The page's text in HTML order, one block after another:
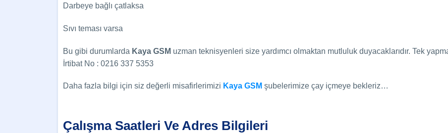
Darbeye bağlı çatlaksa
Sıvı teması varsa
Bu gibi durumlarda Kaya GSM uzman teknisyenleri size yardımcı olmaktan mutluluk duyacaklarıdır. Tek
İrtibat No : 0216 337 5353
Daha fazla bilgi için siz değerli misafirlerimizi Kaya GSM şubelerimize çay içmeye bekleriz…
Çalışma Saatleri Ve Adres Bilgileri